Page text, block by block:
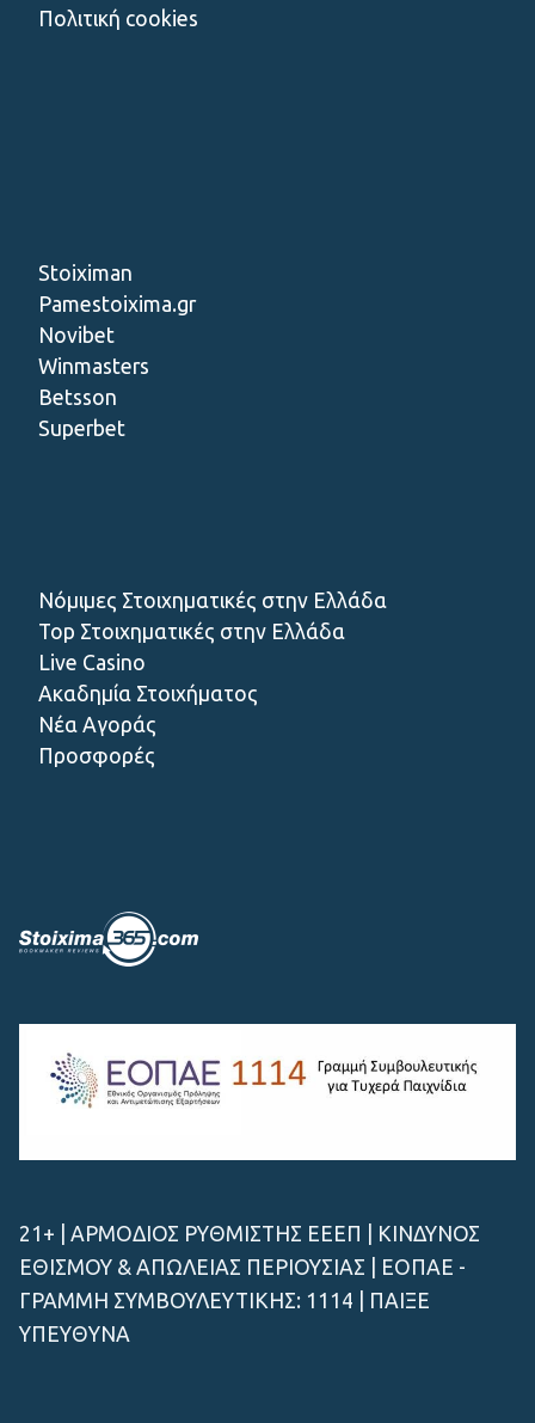
Πολιτική cookies
Stoiximan
Pamestoixima.gr
Novibet
Winmasters
Betsson
Superbet
Νόμιμες Στοιχηματικές στην Ελλάδα
Top Στοιχηματικές στην Ελλάδα
Live Casino
Ακαδημία Στοιχήματος
Νέα Αγοράς
Προσφορές
21+ | ΑΡΜΟΔΙΟΣ ΡΥΘΜΙΣΤΗΣ ΕΕΕΠ | ΚΙΝΔΥΝΟΣ
ΕΘΙΣΜΟΥ & ΑΠΩΛΕΙΑΣ ΠΕΡΙΟΥΣΙΑΣ | ΕΟΠΑΕ -
ΓΡΑΜΜΗ ΣΥΜΒΟΥΛΕΥΤΙΚΗΣ: 1114 | ΠΑΙΞΕ
ΥΠΕΥΘΥΝΑ